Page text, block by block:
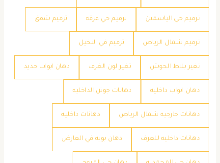
ترميم حي الياسمين ترميم حي عرقه ترميم شقق
ترميم شمال الرياض ترميم في النخيل
تغير بلاط الحوش تغير لون الغرف دهان ابواب حديد
دهان ابواب داخليه دهانات جوتن الداخليه
دهانات خارجيه شمال الرياض دهانات داخليه
دهانات داخليه للغرف دهان بويه في العارض